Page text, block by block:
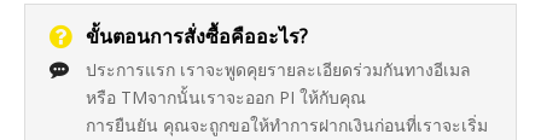
ขั้นตอนการสั่งซื้อคืออะไร?
ประการแรก เราจะพูดคุยรายละเอียดร่วมกันทางอีเมล
หรือ TMจากนั้นเราจะออก PI ให้กับคุณ
การยืนยัน คุณจะถูกขอให้ทำการฝากเงินก่อนที่เราจะเริ่ม